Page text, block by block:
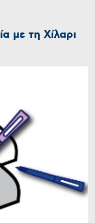
με τη Χίλαρι